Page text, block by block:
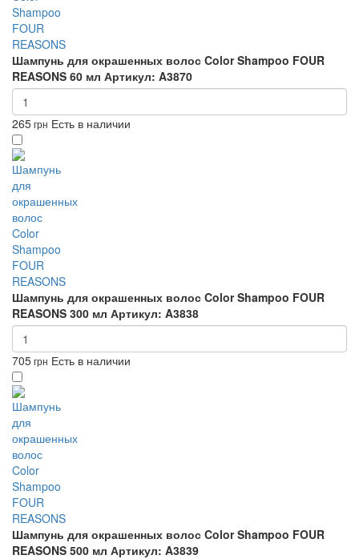
Шампунь для окрашенных волос Color Shampoo FOUR
REASONS 60 мл Артикул: A3870
265грн Есть в наличии
Шампунь для окрашенных волос Color Shampoo FOUR
REASONS 300 мл Артикул: A3838
705грн Есть в наличии
Шампунь для окрашенных волос Color Shampoo FOUR
REASONS 500 мл Артикул: A3839